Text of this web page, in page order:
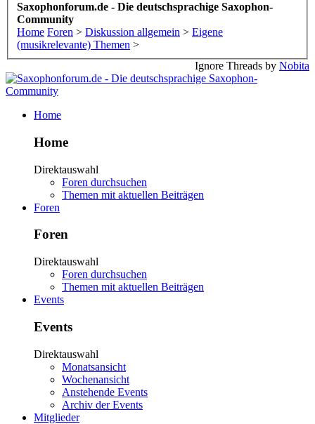
Saxophonforum.de - Die deutschsprachige Saxophon-
Community
Home Foren > Diskussion allgemein > Eigene
(musikrelevante) Themen >
Ignore Threads by Nobita
Home
Home
Direktauswahl
Foren durchsuchen
Themen mit aktuellen Beiträgen
Foren
Foren
Direktauswahl
Foren durchsuchen
Themen mit aktuellen Beiträgen
Events
Events
Direktauswahl
Monatsansicht
Wochenansicht
Anstehende Events
Archiv der Events
Mitglieder